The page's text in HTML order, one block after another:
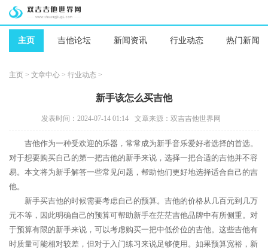
主页 吉他论坛 新闻资讯 行业动态 热门新闻
主页 > 文章中心 > 行业动态 >
新手该怎么买吉他
发表时间：2024-07-14 01:14 文章来源：双吉吉他世界网
吉他作为一种受欢迎的乐器，常常成为新手音乐爱好者选择的首选。
对于想要购买自己的第一把吉他的新手来说，选择一把合适的吉他并不容
易。本文将为新手解答一些常见问题，帮助他们更好地选择适合自己的吉
他。
新手买吉他的时候需要考虑自己的预算。吉他的价格从几百元到几万
元不等，因此明确自己的预算可帮助新手在茫茫吉他品牌中有所侧重。对
于预算有限的新手来说，可以考虑购买一把中低价位的吉他。这些吉他有
时质量可能相对较差，但对于入门练习来说足够使用。如果预算宽裕，新